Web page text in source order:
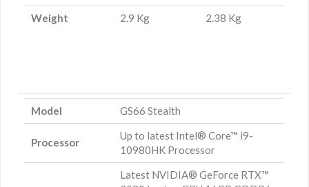
Weight
2.9 Kg 2.38 Kg
Model GS66 Stealth
Processor
Up to latest Intel® Core™ i9-
10980HK Processor
Latest NVIDIA® GeForce RTX™